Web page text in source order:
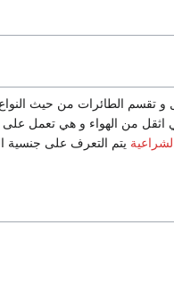
بواسطة رد الفعل و تقسم الطائرات من
اثقل من الهواء و هي تعمل
يتم التعرف على جنسية